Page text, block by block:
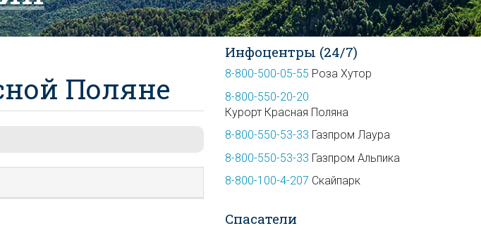
Поляне
Инфоцентры (24/7)
8-800-500-05-55 Роза Хутор
8-800-550-20-20
Курорт Красная Поляна
8-800-550-53-33 Газпром Лаура
8-800-550-53-33 Газпром Альпика
8-800-100-4-207 Скайпарк
Спасатели